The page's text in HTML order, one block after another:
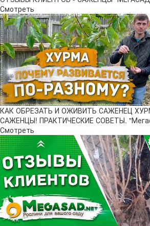
Смотреть
КАК ОБРЕЗАТЬ И ОЖИВИТЬ САЖЕНЕЦ
САЖЕНЦЫ! ПРАКТИЧЕСКИЕ СОВЕТЫ.
Смотреть